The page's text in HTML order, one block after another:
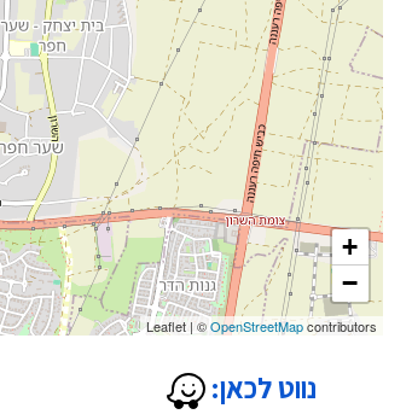
+
−
Leaflet |©OpenStreetMapcontributors
נווט לכאן: